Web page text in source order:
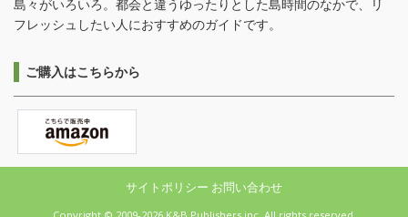
島々がいろいろ。都会と違うゆったりとした島時間のなかで、リ
フレッシュしたい人におすすめのガイドです。
ご購入はこちらから
サイトポリシー お問い合わせ